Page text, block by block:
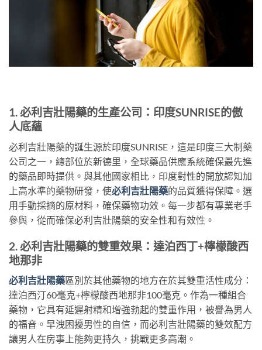
1. 必利吉壯陽藥的生產公司：印度SUNRISE的傲
人底蘊
必利吉壯陽藥的誕生源於印度SUNRISE，這是印度三大制藥
公司之一，總部位於新德里，全球藥品供應系統確保最先進
的藥品即時提供。與其他國家相比，印度對性的開放認知加
上高水準的藥物研發，使必利吉壯陽藥的品質獲得保障。選
用手動採摘的原材料，確保藥物功效。每一步都有專業老手
參與，從而確保必利吉壯陽藥的安全性和有效性。
2. 必利吉壯陽藥的雙重效果：達泊西丁+檸檬酸西
地那非
必利吉壯陽藥區別於其他藥物的地方在於其雙重活性成分：
達泊西汀60毫克+檸檬酸西地那非100毫克。作為一種組合
藥物，它具有延遲射精和增強勃起的雙重作用，被譽為男人
的福音。早洩困擾男性的自信，而必利吉壯陽藥的雙效配方
讓男人在房事上能夠更持久，挑戰更多高潮。